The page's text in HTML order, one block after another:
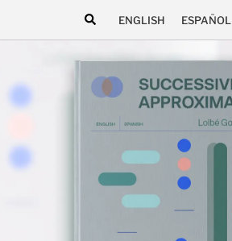
ENGLISH ESPAÑOL